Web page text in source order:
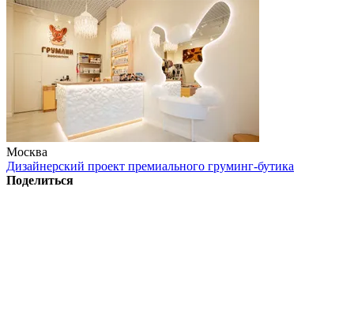
Москва
Дизайнерский проект премиального груминг-бутика
Поделиться